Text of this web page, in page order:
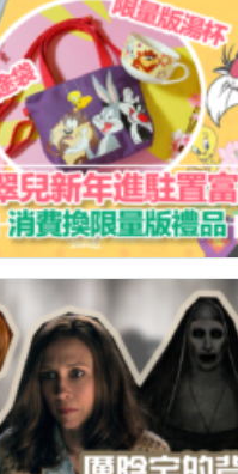
曆年進駐置富Malls 賓尼兔翠